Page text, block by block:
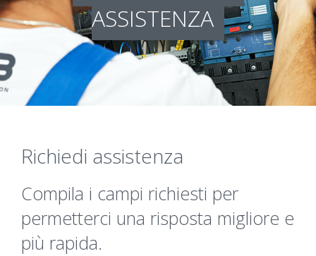
ASSISTENZA
Richiedi assistenza
Compila i campi richiesti per
permetterci una risposta migliore e
più rapida.